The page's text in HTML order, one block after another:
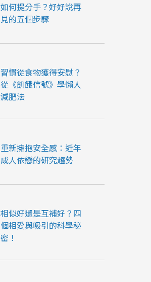
如何提分手？好好說再
見的五個步驟
習慣從食物獲得安慰？
從《飢餓信號》學懶人
減肥法
重新擁抱安全感：近年
成人依戀的研究趨勢
相似好還是互補好？四
個相愛與吸引的科學秘
密！